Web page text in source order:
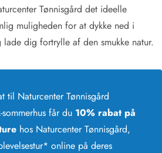
Tønnisgård det ideelle
muligheden for at dykke ned i
lade dig fortrylle af den smukke natur.
til Naturcenter Tønnisgård
får du 10% rabat på
hos Naturcenter Tønnisgård,
online på deres